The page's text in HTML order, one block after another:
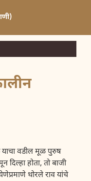
याचा वडील मूळ पुरुष
होता, तो बाजी
थोरले राव यांचे